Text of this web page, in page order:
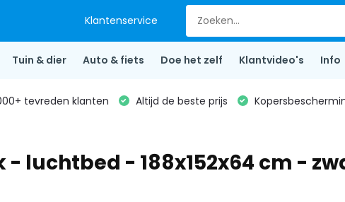
Klantenservice
Tuin & dier Auto & fiets Doe het zelf Klantvideo's Info
tevreden klanten Altijd de beste prijs
luchtbed - 188x152x64 cm -